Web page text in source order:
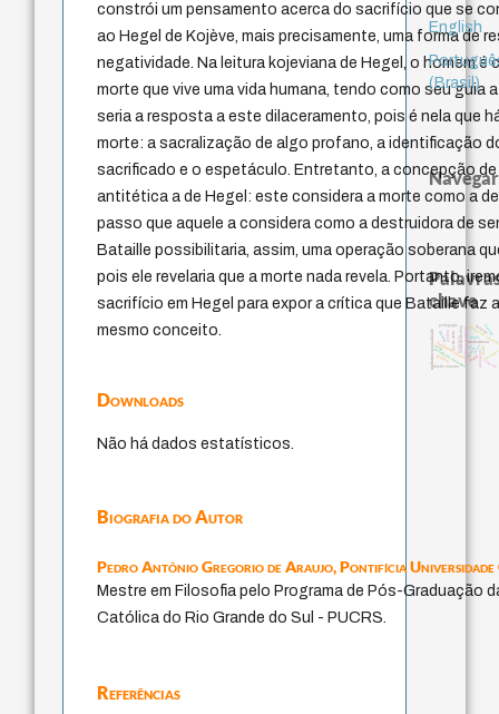
constrói um pensamento acerca do sacrifício que se
ao Hegel de Kojève, mais precisamente, uma forma de
negatividade. Na leitura kojeviana de Hegel, o homem é
morte que vive uma vida humana, tendo como seu guia
seria a resposta a este dilaceramento, pois é nela que
morte: a sacralização de algo profano, a identificação
sacrificado e o espetáculo. Entretanto, a concepção de
antitética a de Hegel: este considera a morte como a
passo que aquele a considera como a destruidora de
Bataille possibilitaria, assim, uma operação soberana
pois ele revelaria que a morte nada revela. Portanto,
sacrifício em Hegel para expor a crítica que Bataille faz
mesmo conceito.
Downloads
Não há dados estatísticos.
Biografia do Autor
Pedro Antônio Gregorio de Araujo,Pontifícia
Mestre em Filosofia pelo Programa de Pós-Graduação
Católica do Rio Grande do Sul - PUCRS.
Referências
English
(Brasil)
Navegar
chave
fundamentalismo jacobiprotágoras
experiência temporal
metafísica do tempo género idade
intolerância
identidade
homem-medida
j.c.m. neto
palavra
perdón leyes
violencia
logos
direito romano
pedagogia
lei
multidimensionalidade desejo bataille
mind
therapy
animais